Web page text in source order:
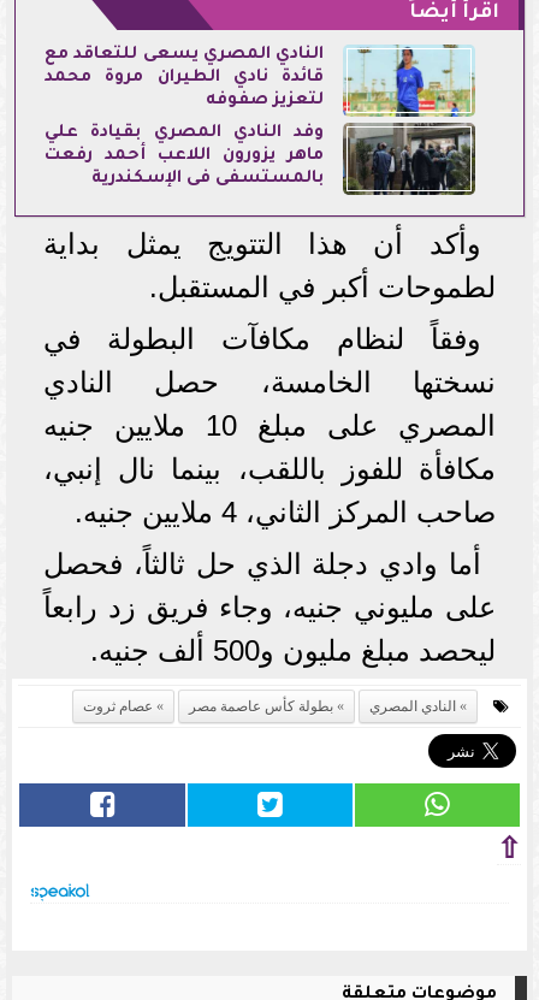
اقرأ أيضاً
النادي المصري يسعى للتعاقد مع
قائدة نادي الطيران مروة محمد
لتعزيز صفوفه
وفد النادي المصري بقيادة علي
ماهر يزورون اللاعب أحمد رفعت
بالمستسفى فى الإسكندرية
وأكد أن هذا التتويج يمثل بداية
لطموحات أكبر في المستقبل.
وفقاً لنظام مكافآت البطولة في
نسختها الخامسة، حصل النادي
المصري على مبلغ 10 ملايين جنيه
مكافأة للفوز باللقب، بينما نال إنبي،
صاحب المركز الثاني، 4 ملايين جنيه.
أما وادي دجلة الذي حل ثالثاً، فحصل
على مليوني جنيه، وجاء فريق زد رابعاً
ليحصد مبلغ مليون و500 ألف جنيه.
النادي المصري بطولة كأس عاصمة مصر عصام ثروت
⇧
موضوعات متعلقة